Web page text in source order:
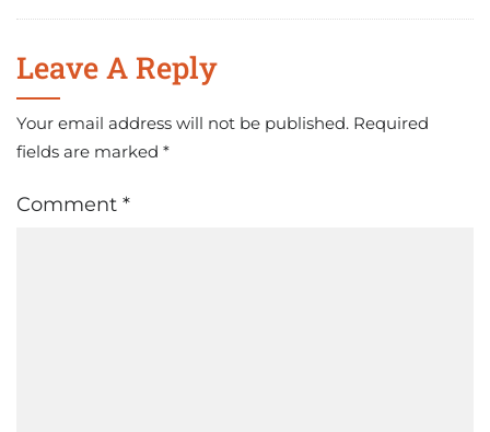
Leave A Reply
Your email address will not be published. Required
fields are marked *
Comment *